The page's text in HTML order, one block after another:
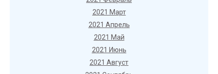
2021 Март
2021 Апрель
2021 Май
2021 Июнь
2021 Август